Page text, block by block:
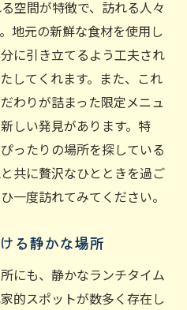
の店の選び方
ムを求めるコツ
通えるお店リスト
大切にするランチ
を満喫するランチのすす
を見つめ直す
す豊かな時間
ためのお店選び
ランチ時間を実現する
空間が特徴で、訪れる人々
地元の新鮮な食材を使用し
に引き立てるよう工夫され
してくれます。また、これ
わりが詰まった限定メニュ
しい発見があります。特
ったりの場所を探している
共に贅沢なひとときを過ご
一度訪れてみてください。
る静かな場所
にも、静かなランチタイム
的スポットが数多く存在し